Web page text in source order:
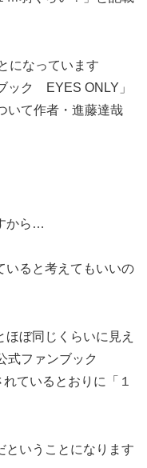
になっています
ク EYES ONLY」
いて作者・進藤達哉
から…
いると考えてもいいの
ぼ同じくらいに見え
式ファンブック
ているとおりに「１
ということになります